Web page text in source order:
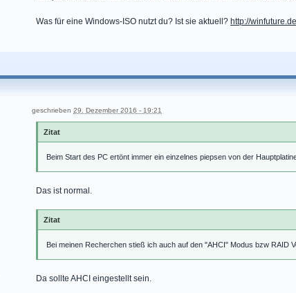
Was für eine Windows-ISO nutzt du? Ist sie aktuell? http://
geschrieben 29. Dezember 2016 - 19:21
Zitat
Beim Start des PC ertönt immer ein einzelnes piepsen von der
Das ist normal.
Zitat
Bei meinen Recherchen stieß ich auch auf den "AHCI" Modus bzw RAID
Da sollte AHCI eingestellt sein.